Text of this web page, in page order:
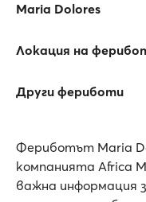
Maria Dolores
Локация на
Други фериботи
Фериботът Maria
компанията Africa
важна информация